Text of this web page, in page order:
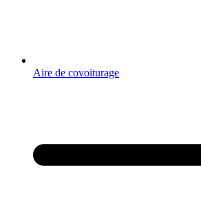
Aire de covoiturage